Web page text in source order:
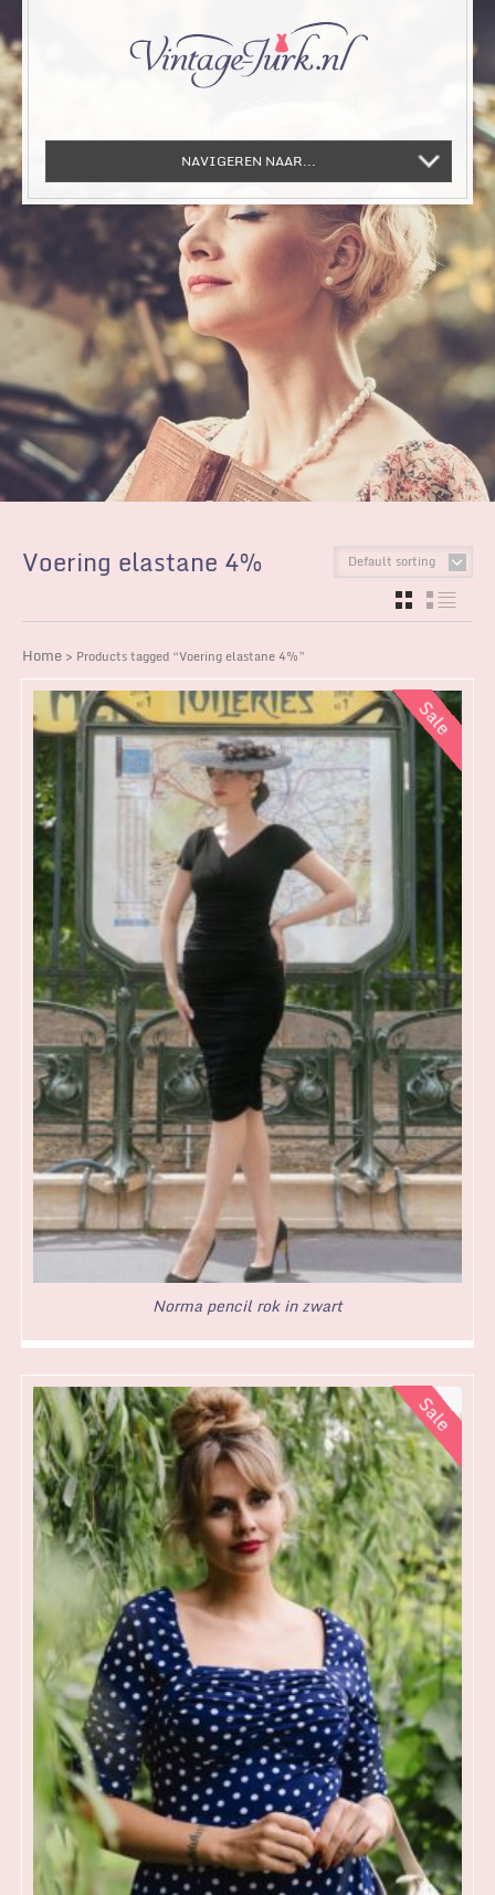
NAVIGEREN NAAR...
Voering elastane 4% Default sorting
GRID
Home > Products tagged “Voering elastane 4%”
Norma pencil rok in zwart